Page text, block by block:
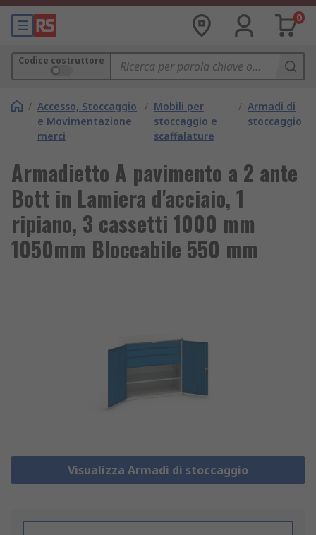
0
Codice costruttore
/ Accesso, Stoccaggio
e Movimentazione
merci
/ Mobili per
stoccaggio e
scaffalature
/ Armadi di
stoccaggio
Armadietto A pavimento a 2 ante
Bott in Lamiera d'acciaio, 1
ripiano, 3 cassetti 1000 mm
1050mm Bloccabile 550 mm
Visualizza Armadi di stoccaggio